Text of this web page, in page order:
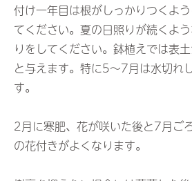
付け一年目は根がしっかりつくよ
てください。夏の日照りが続くよ
りをしてください。鉢植えでは表
と与えます。特に5～7月は水切れ
す。
2月に寒肥、花が咲いた後と7月ご
の花付きがよくなります。